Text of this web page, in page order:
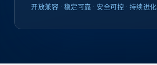
开放兼容 · 稳定可靠 · 安全可控 · 持续进化